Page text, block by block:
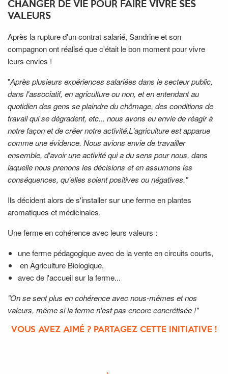
CHANGER DE VIE POUR FAIRE VIVRE SES
VALEURS
Après la rupture d'un contrat salarié, Sandrine et son
compagnon ont réalisé que c'était le bon moment pour vivre
leurs envies !
"Après plusieurs expériences salariées dans le secteur public,
dans l'associatif, en agriculture ou non, et en entendant au
quotidien des gens se plaindre du chômage, des conditions de
travail qui se dégradent, etc... nous avons eu envie de réagir à
notre façon et de créer notre activité.L'agriculture est apparue
comme une évidence. Nous avions envie de travailler
ensemble, d'avoir une activité qui a du sens pour nous, dans
laquelle nous prenons les décisions et en assumons les
conséquences, qu'elles soient positives ou négatives."
Ils décident alors de s'installer sur une ferme en plantes
aromatiques et médicinales.
Une ferme en cohérence avec leurs valeurs :
une ferme pédagogique avec de la vente en circuits courts,
en Agriculture Biologique,
avec de l'accueil sur la ferme...
"On se sent plus en cohérence avec nous-mêmes et nos
valeurs, même si la ferme n'est pas encore concrétisée !"
VOUS AVEZ AIMÉ ? PARTAGEZ CETTE INITIATIVE !